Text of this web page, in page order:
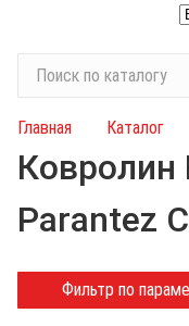
и
к
о
а
Главная Каталог
Ковролин
Parantez
Фильтр по